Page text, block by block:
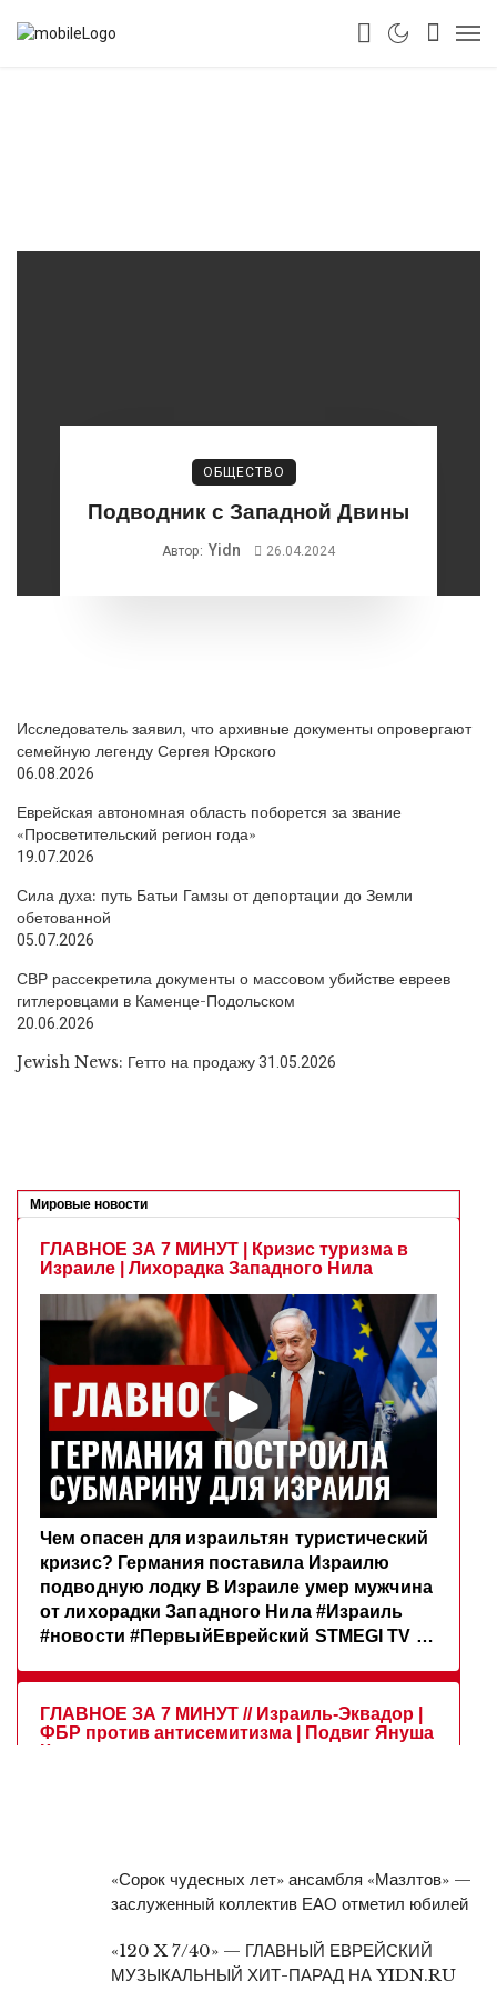
ОБЩЕСТВО
Подводник с Западной Двины
Автор: Yidn 26.04.2024
Исследователь заявил, что архивные документы опровергают
семейную легенду Сергея Юрского
06.08.2026
Еврейская автономная область поборется за звание
«Просветительский регион года»
19.07.2026
Сила духа: путь Батьи Гамзы от депортации до Земли
обетованной
05.07.2026
СВР рассекретила документы о массовом убийстве евреев
гитлеровцами в Каменце-Подольском
20.06.2026
Jewish News: Гетто на продажу31.05.2026
«Сорок чудесных лет» ансамбля «Мазлтов» —
заслуженный коллектив ЕАО отметил юбилей
«120 X 7/40» — ГЛАВНЫЙ ЕВРЕЙСКИЙ
МУЗЫКАЛЬНЫЙ ХИТ-ПАРАД НА YIDN.RU